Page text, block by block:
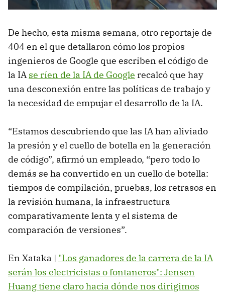
De hecho, esta misma semana, otro reportaje de
404 en el que detallaron cómo los propios
ingenieros de Google que escriben el código de
la IA se ríen de la IA de Google recalcó que hay
una desconexión entre las políticas de trabajo y
la necesidad de empujar el desarrollo de la IA.
“Estamos descubriendo que las IA han aliviado
la presión y el cuello de botella en la generación
de código”, afirmó un empleado, “pero todo lo
demás se ha convertido en un cuello de botella:
tiempos de compilación, pruebas, los retrasos en
la revisión humana, la infraestructura
comparativamente lenta y el sistema de
comparación de versiones”.
En Xataka | "Los ganadores de la carrera de la IA
serán los electricistas o fontaneros": Jensen
Huang tiene claro hacia dónde nos dirigimos